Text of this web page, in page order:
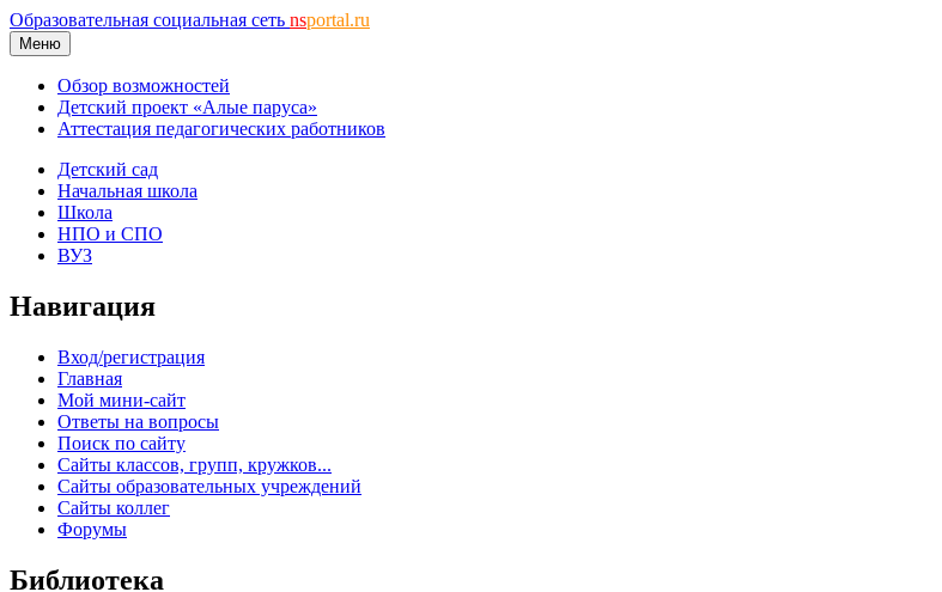
Образовательная социальная сеть nsportal.ru
Меню
Обзор возможностей
Детский проект «Алые паруса»
Аттестация педагогических работников
Детский сад
Начальная школа
Школа
НПО и СПО
ВУЗ
Навигация
Вход/регистрация
Главная
Мой мини-сайт
Ответы на вопросы
Поиск по сайту
Сайты классов, групп, кружков...
Сайты образовательных учреждений
Сайты коллег
Форумы
Библиотека